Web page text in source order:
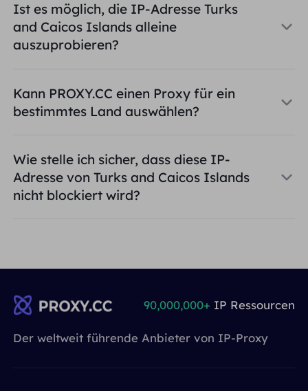
Ist es möglich, die IP-Adresse Turks
and Caicos Islands alleine
auszuprobieren?
Kann PROXY.CC einen Proxy für ein
bestimmtes Land auswählen?
Wie stelle ich sicher, dass diese IP-
Adresse von Turks and Caicos Islands
nicht blockiert wird?
Der weltweit führende Anbieter von IP-Proxy
90,000,000+ IP Ressourcen